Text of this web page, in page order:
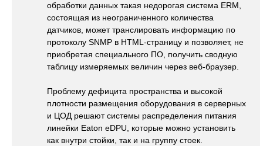
обработки данных такая недорогая система ERM,
состоящая из неограниченного количества
датчиков, может транслировать информацию по
протоколу SNMP в HTML-страницу и позволяет, не
приобретая специального ПО, получить сводную
таблицу измеряемых величин через веб-браузер.
Проблему дефицита пространства и высокой
плотности размещения оборудования в серверных
и ЦОД решают системы распределения питания
линейки Eaton eDPU, которые можно установить
как внутри стойки, так и на группу стоек.